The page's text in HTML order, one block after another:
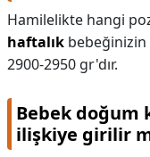
Hamilelikte hangi
haftalık
2900-2950 gr'dır.
Bebek doğum
ilişkiye girilir